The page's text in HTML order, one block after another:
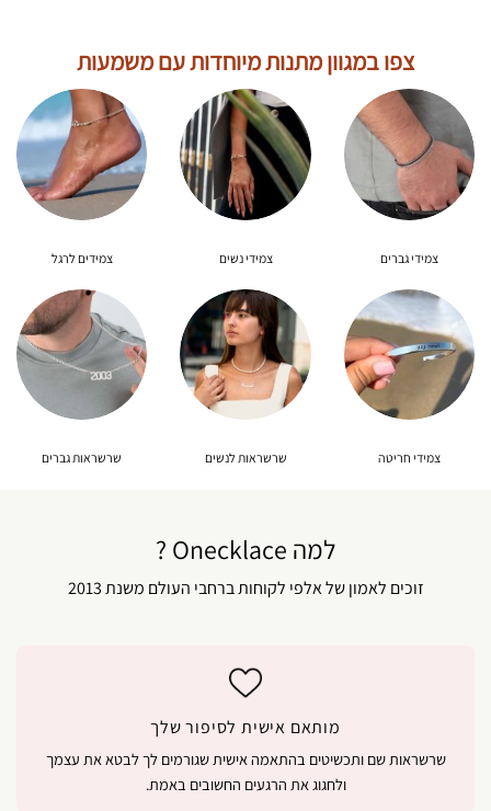
צפו במגוון מתנות מיוחדות עם משמעות
צמידי גברים צמידי נשים צמידים לרגל
צמידי חריטה שרשראות לנשים שרשראות גברים
למה Onecklace ?
זוכים לאמון של אלפי לקוחות ברחבי העולם משנת 2013
מותאם אישית לסיפור שלך
שרשראות שם ותכשיטים בהתאמה אישית שגורמים לך לבטא את עצמך
ולחגוג את הרגעים החשובים באמת.